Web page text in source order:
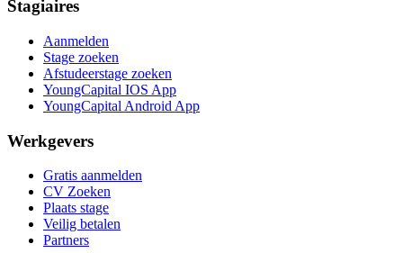
Stagiaires
Aanmelden
Stage zoeken
Afstudeerstage zoeken
YoungCapital IOS App
YoungCapital Android App
Werkgevers
Gratis aanmelden
CV Zoeken
Plaats stage
Veilig betalen
Partners